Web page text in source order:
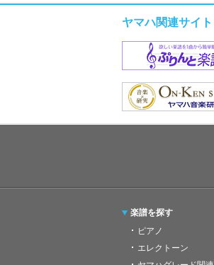
ヤマハ関連サイト
楽譜を探す
ピアノ
エレクトーン